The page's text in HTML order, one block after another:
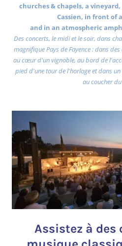
churches & chapels, a
Cassien, in front of
and in an atmospheric
Des concerts, le midi et le soir, dans
magnifique Pays de Fayence : dans
au cœur d'un vignoble, au bord de
pied d'une tour de l'horloge et dans
au coucher
Assistez à des